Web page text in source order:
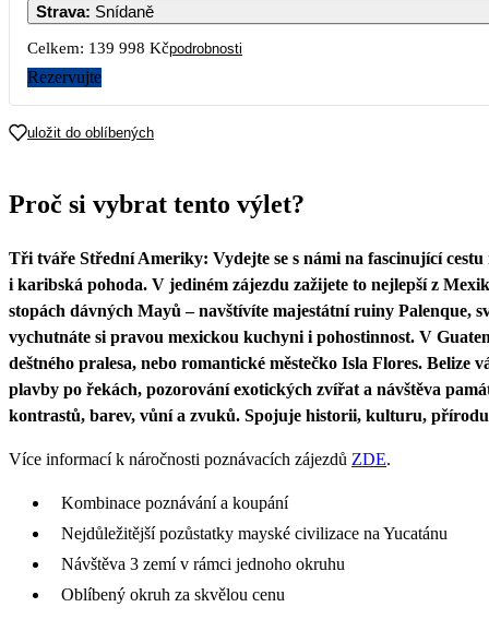
Strava: Snídaně
Celkem: 139 998 Kčpodrobnosti
Rezervujte
uložit do oblíbených
Proč si vybrat tento výlet?
Tři tváře Střední Ameriky: Vydejte se s námi na fascinující
i karibská pohoda. V jediném zájezdu zažijete to nejlepší z
stopách dávných Mayů – navštívíte majestátní ruiny Palenque,
vychutnáte si pravou mexickou kuchyni i pohostinnost. V
deštného pralesa, nebo romantické městečko Isla Flores.
plavby po řekách, pozorování exotických zvířat a návštěva
kontrastů, barev, vůní a zvuků. Spojuje historii, kulturu, přírodu
Více informací k náročnosti poznávacích zájezdů ZDE.
Kombinace poznávání a koupání
Nejdůležitější pozůstatky mayské civilizace na Yucatánu
Návštěva 3 zemí v rámci jednoho okruhu
Oblíbený okruh za skvělou cenu